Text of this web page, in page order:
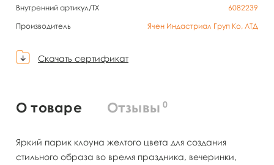
Внутренний артикул/TX
6082239
Производитель
Ячен Индастриал Груп Ко, ЛТД
Скачать сертификат
О товаре Отзывы 0
Яркий парик клоуна желтого цвета для создания
стильного образа во время праздника, вечеринки,